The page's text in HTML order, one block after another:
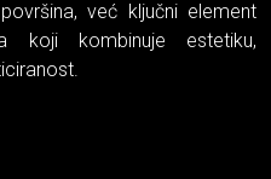
već ključni element
koji kombinuje estetiku,